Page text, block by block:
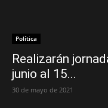
Política
Realizarán
junio al 15...
30 de mayo de 2021